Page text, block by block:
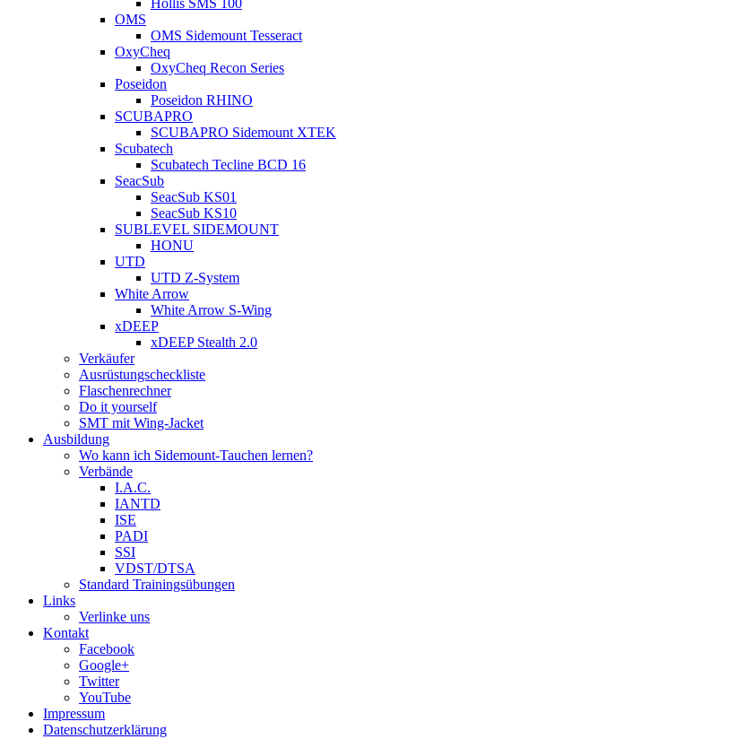
Hollis SMS 100
OMS
OMS Sidemount Tesseract
OxyCheq
OxyCheq Recon Series
Poseidon
Poseidon RHINO
SCUBAPRO
SCUBAPRO Sidemount XTEK
Scubatech
Scubatech Tecline BCD 16
SeacSub
SeacSub KS01
SeacSub KS10
SUBLEVEL SIDEMOUNT
HONU
UTD
UTD Z-System
White Arrow
White Arrow S-Wing
xDEEP
xDEEP Stealth 2.0
Verkäufer
Ausrüstungscheckliste
Flaschenrechner
Do it yourself
SMT mit Wing-Jacket
Ausbildung
Wo kann ich Sidemount-Tauchen lernen?
Verbände
I.A.C.
IANTD
ISE
PADI
SSI
VDST/DTSA
Standard Trainingsübungen
Links
Verlinke uns
Kontakt
Facebook
Google+
Twitter
YouTube
Impressum
Datenschutzerklärung